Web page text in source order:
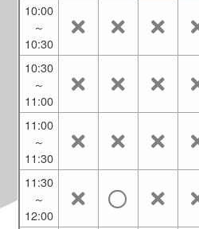
10:00
～
10:30
10:30
～
11:00
11:00
～
11:30
11:30
～
12:00